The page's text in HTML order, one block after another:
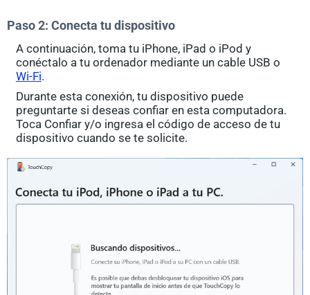
Paso 2: Conecta tu dispositivo
A continuación, toma tu iPhone, iPad o iPod y
conéctalo a tu ordenador mediante un cable USB o
Wi-Fi.
Durante esta conexión, tu dispositivo puede
preguntarte si deseas confiar en esta computadora.
Toca Confiar y/o ingresa el código de acceso de tu
dispositivo cuando se te solicite.